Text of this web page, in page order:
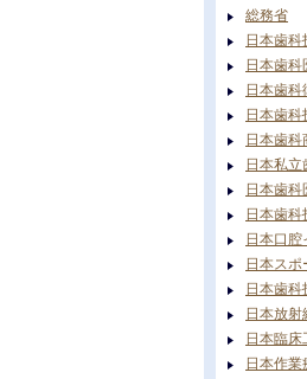
総務省
日本歯科
日本歯科
日本歯科
日本歯
日本歯科
日本私
日本歯科
日本歯科
日本口
日本ス
日本歯科
日本放射
日本臨
日本作